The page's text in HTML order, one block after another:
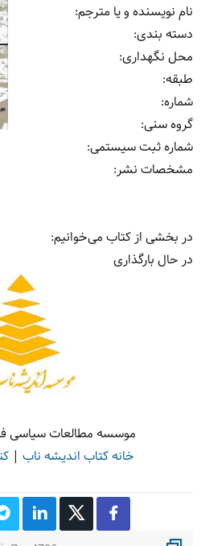
نام نویسنده و یا مترجم:
دسته بندی:
محل نگهداری:
طبقه:
شماره:
گروه سنی:
شماره ثبت سیستمی:
مشخصات نشر: ‏‫
در بخشی از کتاب می‌خوانیم:
در حال بارگذاری
موسسه مطالعات سیاسی
خانه کتاب اندیشه ناب |